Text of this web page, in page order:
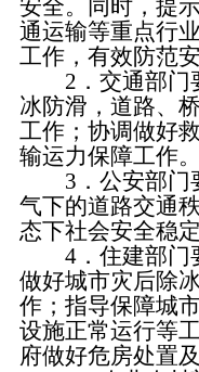
安全。同时，提
通运输等重点行
工作，有效防范
2．交通部门
冰防滑，道路、
工作；协调做好
输运力保障工作。
3．公安部门
气下的道路交通
态下社会安全稳定
4．住建部门要
做好城市灾后除
作；指导保障城
设施正常运行等
府做好危房处置